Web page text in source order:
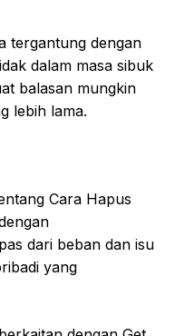
tergantung dengan
dalam masa sibuk
balasan mungkin
lebih lama.
Cara Hapus
dari beban dan isu
yang